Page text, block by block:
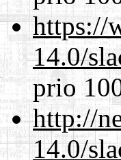
https://
14.0/
prio
http://
14.0/